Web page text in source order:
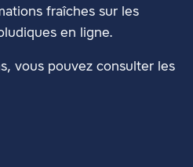
fraîches sur les
en ligne.
vous pouvez consulter les